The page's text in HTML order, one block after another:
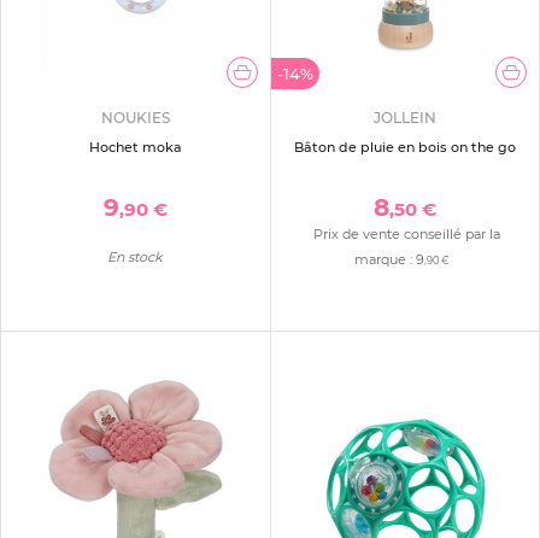
NOUKIES
Hochet moka
9,90 €
En stock
-14%
JOLLEIN
Bâton de pluie en bois on the go
8,50 €
Prix de vente conseillé par la
marque :9,90 €